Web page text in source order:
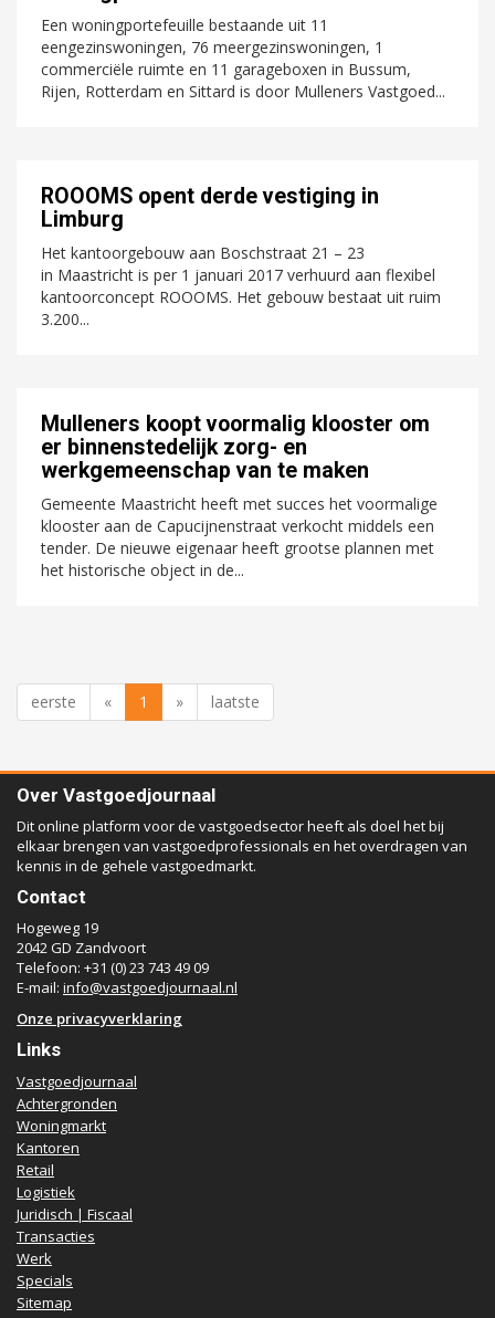
Een woningportefeuille bestaande uit 11
eengezinswoningen, 76 meergezinswoningen, 1
commerciële ruimte en 11 garageboxen in Bussum,
Rijen, Rotterdam en Sittard is door Mulleners Vastgoed...
ROOOMS opent derde vestiging in
Limburg
Het kantoorgebouw aan Boschstraat 21 – 23
in Maastricht is per 1 januari 2017 verhuurd aan flexibel
kantoorconcept ROOOMS. Het gebouw bestaat uit ruim
3.200...
Mulleners koopt voormalig klooster om
er binnenstedelijk zorg- en
werkgemeenschap van te maken
Gemeente Maastricht heeft met succes het voormalige
klooster aan de Capucijnenstraat verkocht middels een
tender. De nieuwe eigenaar heeft grootse plannen met
het historische object in de...
eerste « 1 » laatste
Over Vastgoedjournaal
Dit online platform voor de vastgoedsector heeft als doel het bij
elkaar brengen van vastgoedprofessionals en het overdragen van
kennis in de gehele vastgoedmarkt.
Contact
Hogeweg 19
2042 GD Zandvoort
Telefoon: +31 (0) 23 743 49 09
E-mail: info@vastgoedjournaal.nl
Onze privacyverklaring
Links
Vastgoedjournaal
Achtergronden
Woningmarkt
Kantoren
Retail
Logistiek
Juridisch | Fiscaal
Transacties
Werk
Specials
Sitemap